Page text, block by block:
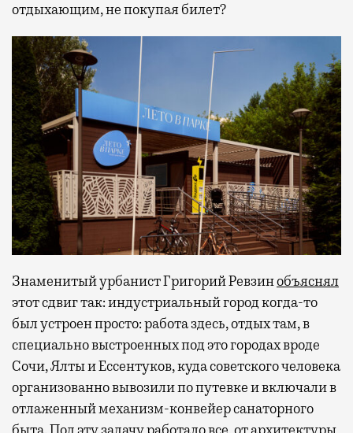
отдыхающим, не покупая билет?
Знаменитый урбанист Григорий Ревзинобъяснял
этот сдвиг так: индустриальный город когда-то
был устроен просто: работа здесь, отдых там, в
специально выстроенных под это городах вроде
Сочи, Ялты и Ессентуков, куда советского человека
организованно вывозили по путевке и включали в
отлаженный механизм-конвейер санаторного